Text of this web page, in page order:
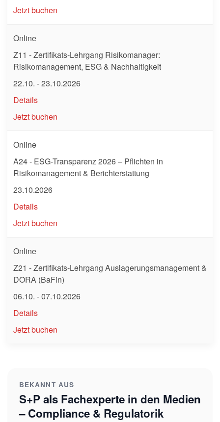
Jetzt buchen
Online
Z11 - Zertifikats-Lehrgang Risikomanager:
Risikomanagement, ESG & Nachhaltigkeit
22.10. - 23.10.2026
Details
Jetzt buchen
Online
A24 - ESG-Transparenz 2026 – Pflichten in
Risikomanagement & Berichterstattung
23.10.2026
Details
Jetzt buchen
Online
Z21 - Zertifikats-Lehrgang Auslagerungsmanagement &
DORA (BaFin)
06.10. - 07.10.2026
Details
Jetzt buchen
BEKANNT AUS
S+P als Fachexperte in den Medien
– Compliance & Regulatorik